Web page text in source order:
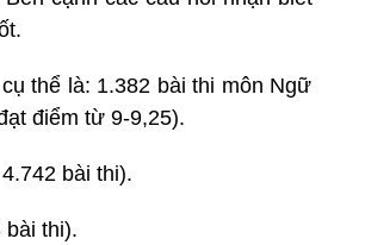
thể là: 1.382 bài thi môn Ngữ
điểm từ 9-9,25).
bài thi).
bài thi).